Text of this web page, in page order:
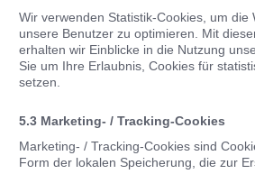
Wir verwenden Statistik-Cookies, um die
unsere Benutzer zu optimieren. Mit
erhalten wir Einblicke in die Nutzung
Sie um Ihre Erlaubnis, Cookies für
setzen.
5.3 Marketing- / Tracking-Cookies
Marketing- / Tracking-Cookies sind
Form der lokalen Speicherung, die zur